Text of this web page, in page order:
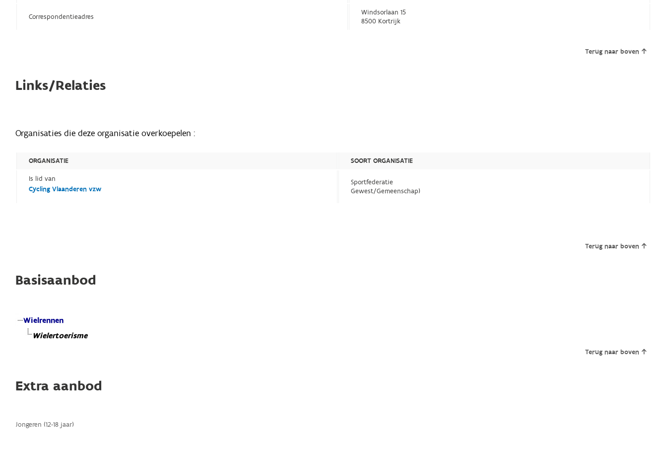
Correspondentieadres
Windsorlaan 15
8500 Kortrijk
Terug naar boven
Links/Relaties
Organisaties die deze organisatie overkoepelen :
ORGANISATIE
SOORT ORGANISATIE
Is lid van
Cycling Vlaanderen vzw
Sportfederatie
Gewest/Gemeenschap)
Terug naar boven
Basisaanbod
Wielrennen
Wielertoerisme
Terug naar boven
Extra aanbod
Jongeren (12-18 jaar)